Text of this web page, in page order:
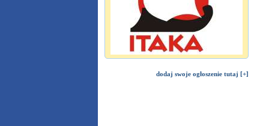
dodaj swoje ogłoszenie tutaj [+]